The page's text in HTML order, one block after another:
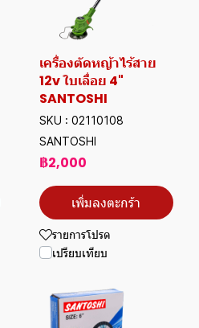
เครื่องตัดหญ้าไร้สาย
12v ใบเลื่อย 4"
SANTOSHI
SKU : 02110108
SANTOSHI
฿2,000
เพิ่มลงตะกร้า
รายการโปรด
เปรียบเทียบ